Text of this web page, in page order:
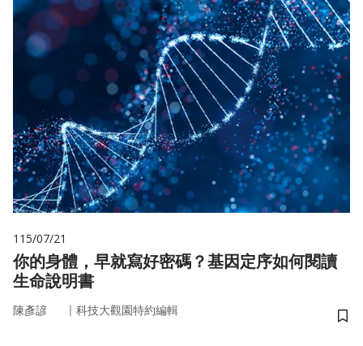
115/07/21
你的身體，早就寫好密碼？基因定序如何閱讀
生命說明書
陳彥諺 ｜ 科技大觀園特約編輯
儲